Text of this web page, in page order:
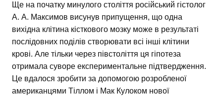
Ще на початку минулого століття російський гістолог
А. А. Максимов висунув припущення, що одна
вихідна клітина кісткового мозку може в результаті
послідовних поділів створювати всі інші клітини
крові. Але тільки через півстоліття ця гіпотеза
отримала суворе експериментальне підтвердження.
Це вдалося зробити за допомогою розробленої
американцями Тіллом і Мак Кулоком нової